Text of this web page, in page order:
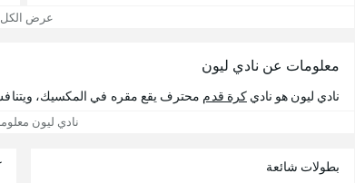
عرض الكل
معلومات عن نادي ليون
نادي ليون هو ناديكرة قدم محترف يقع مقره في المكسيك،
نادي ليون
بطولات شائعة